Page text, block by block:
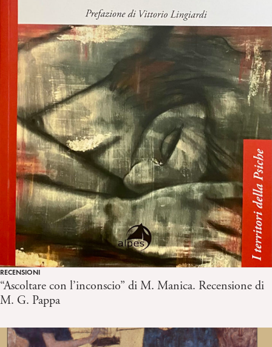
RECENSIONI
“Ascoltare con l’inconscio” di M. Manica. Recensione di
M. G. Pappa